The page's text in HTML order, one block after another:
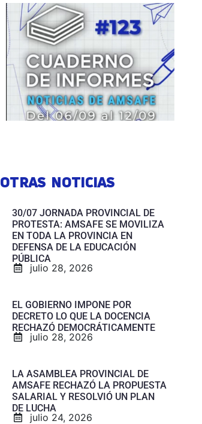
OTRAS NOTICIAS
30/07 JORNADA PROVINCIAL DE
PROTESTA: AMSAFE SE MOVILIZA
EN TODA LA PROVINCIA EN
DEFENSA DE LA EDUCACIÓN
PÚBLICA
julio 28, 2026
EL GOBIERNO IMPONE POR
DECRETO LO QUE LA DOCENCIA
RECHAZÓ DEMOCRÁTICAMENTE
julio 28, 2026
LA ASAMBLEA PROVINCIAL DE
AMSAFE RECHAZÓ LA PROPUESTA
SALARIAL Y RESOLVIÓ UN PLAN
DE LUCHA
julio 24, 2026